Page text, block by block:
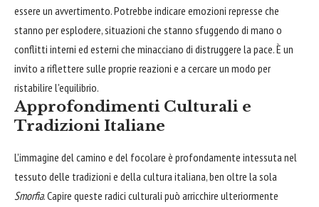
essere un avvertimento. Potrebbe indicare emozioni represse che
stanno per esplodere, situazioni che stanno sfuggendo di mano o
conflitti interni ed esterni che minacciano di distruggere la pace. È un
invito a riflettere sulle proprie reazioni e a cercare un modo per
ristabilire l'equilibrio.
Approfondimenti Culturali e
Tradizioni Italiane
L'immagine del camino e del focolare è profondamente intessuta nel
tessuto delle tradizioni e della cultura italiana, ben oltre la sola
Smorfia. Capire queste radici culturali può arricchire ulteriormente